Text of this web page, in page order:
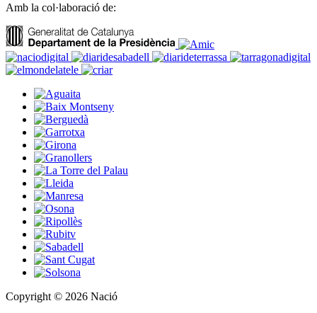
Amb la col·laboració de:
Copyright © 2026 Nació